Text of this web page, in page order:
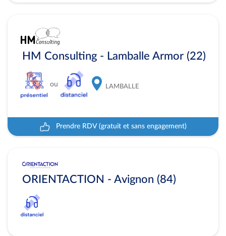
HM Consulting - Lamballe Armor (22)
ou LAMBALLE
Prendre RDV (gratuit et sans engagement)
ORIENTACTION - Avignon (84)